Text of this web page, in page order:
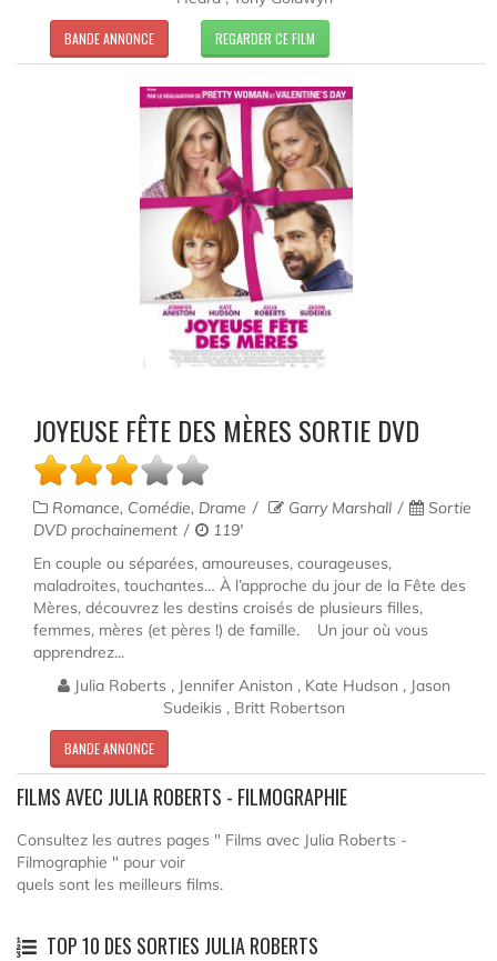
BANDE ANNONCE REGARDER CE FILM
JOYEUSE FÊTE DES MÈRES SORTIE DVD
Romance, Comédie, Drame Garry Marshall
Sortie
DVD prochainement
119'
En couple ou séparées, amoureuses, courageuses,
maladroites, touchantes… À l’approche du jour de la Fête des
Mères, découvrez les destins croisés de plusieurs filles,
femmes, mères (et pères !) de famille. Un jour où vous
apprendrez...
Julia Roberts , Jennifer Aniston , Kate Hudson , Jason
Sudeikis , Britt Robertson
BANDE ANNONCE
FILMS AVEC JULIA ROBERTS - FILMOGRAPHIE
Consultez les autres pages " Films avec Julia Roberts -
Filmographie " pour voir
quels sont les meilleurs films.
TOP 10 DES SORTIES JULIA ROBERTS